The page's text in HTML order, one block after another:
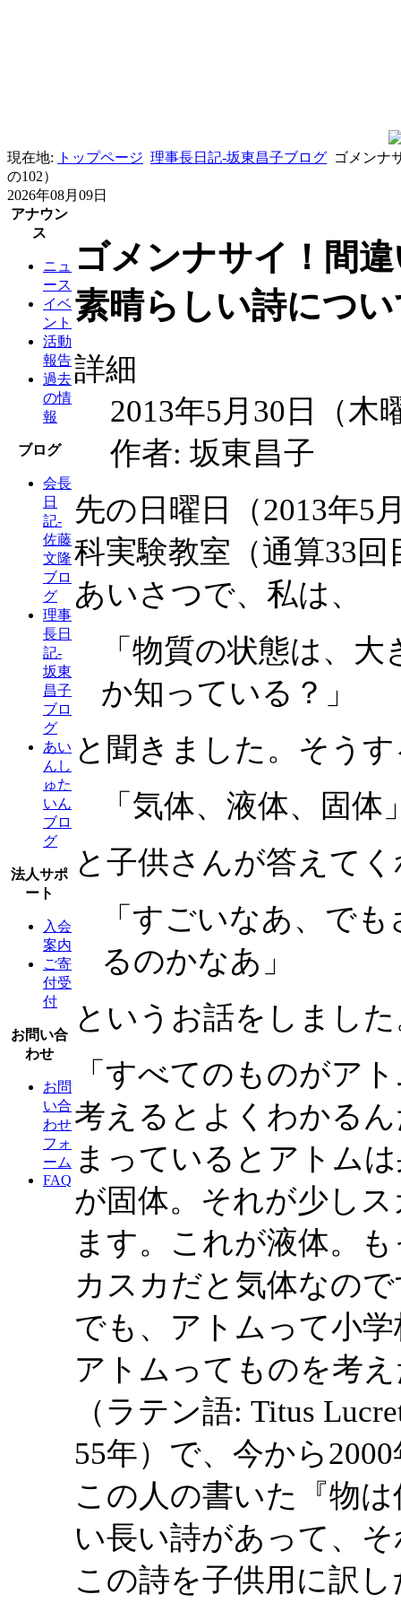
現在地: トップページ 理事長日記-坂東昌子ブログ ゴメンナ
の102）
2026年08月09日
アナウン
ス
ニュ
ース
イベ
ント
活動
報告
過去
の情
報
ブログ
会長
日
記-
佐藤
文隆
ブロ
グ
理事
長日
記-
坂東
昌子
ブロ
グ
あい
んし
ゅた
いん
ブロ
グ
法人サポ
ート
入会
案内
ご寄
付受
付
お問い合
わせ
お問
い合
わせ
フォ
ーム
FAQ
ゴメンナサイ！間
素晴らしい詩につ
詳細
2013年5月30日（木
作者: 坂東昌子
先の日曜日（2013年5
科実験教室（通算33
あいさつで、私は、
「物質の状態は、
か知っている？」
と聞きました。そう
「気体、液体、固体
と子供さんが答えて
「すごいなあ、で
るのかなあ」
というお話をしまし
「すべてのものがア
考えるとよくわかる
まっているとアトム
が固体。それが少し
ます。これが液体。
カスカだと気体なの
でも、アトムって小
アトムってものを考
（ラテン語: Titus
55年）で、今から
この人の書いた『物
い長い詩があって、
この詩を子供用に訳